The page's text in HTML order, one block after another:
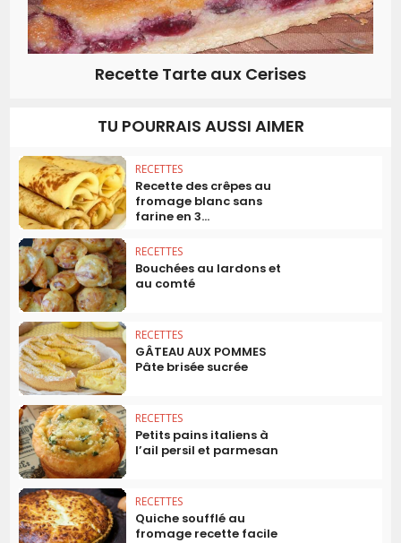
Recette Tarte aux Cerises
TU POURRAIS AUSSI AIMER
RECETTES
Recette des crêpes au
fromage blanc sans
farine en 3...
RECETTES
Bouchées au lardons et
au comté
RECETTES
GÂTEAU AUX POMMES
Pâte brisée sucrée
RECETTES
Petits pains italiens à
l’ail persil et parmesan
RECETTES
Quiche soufflé au
fromage recette facile